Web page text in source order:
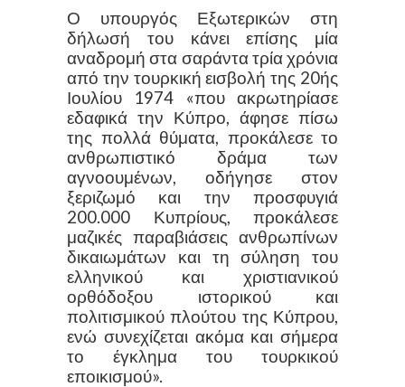
Ο υπουργός Εξωτερικών στη
δήλωσή του κάνει επίσης μία
αναδρομή στα σαράντα τρία χρόνια
από την τουρκική εισβολή της 20ής
Ιουλίου 1974 «που ακρωτηρίασε
εδαφικά την Κύπρο, άφησε πίσω
της πολλά θύματα, προκάλεσε το
ανθρωπιστικό δράμα των
αγνοουμένων, οδήγησε στον
ξεριζωμό και την προσφυγιά
200.000 Κυπρίους, προκάλεσε
μαζικές παραβιάσεις ανθρωπίνων
δικαιωμάτων και τη σύληση του
ελληνικού και χριστιανικού
ορθόδοξου ιστορικού και
πολιτισμικού πλούτου της Κύπρου,
ενώ συνεχίζεται ακόμα και σήμερα
το έγκλημα του τουρκικού
εποικισμού».